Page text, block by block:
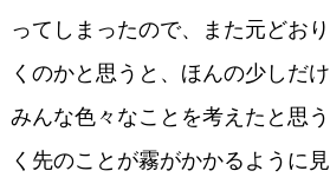
ってしまったので、また元どお
くのかと思うと、ほんの少しだ
みんな色々なことを考えたと思
く先のことが霧がかかるように